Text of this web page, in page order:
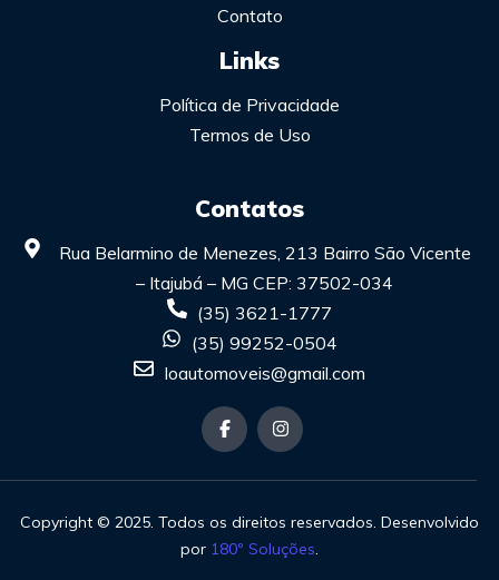
Contato
Links
Política de Privacidade
Termos de Uso
Contatos
Rua Belarmino de Menezes, 213 Bairro São Vicente
– Itajubá – MG CEP: 37502-034
(35) 3621-1777
(35) 99252-0504
loautomoveis@gmail.com
Copyright © 2025. Todos os direitos reservados. Desenvolvido
por 180º Soluções